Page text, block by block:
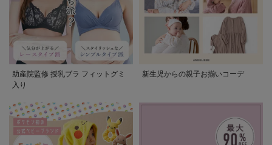
助産院監修 授乳ブラ フィットグミ
入り
新生児からの親子お揃いコーデ